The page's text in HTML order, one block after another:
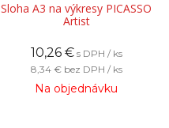
Sloha A3 na výkresy PICASSO
Artist
10,26 € s DPH / ks
8,34 € bez DPH / ks
Na objednávku